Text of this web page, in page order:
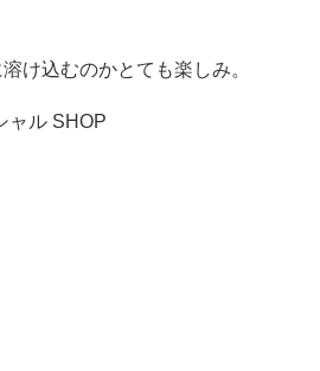
け込むのかとても楽しみ。
ャル SHOP